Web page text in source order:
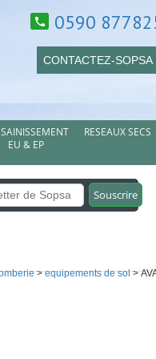
0590
CONTACTEZ-SOPSA
EU & EP
RESEAUX SECS
>equipements de sol>